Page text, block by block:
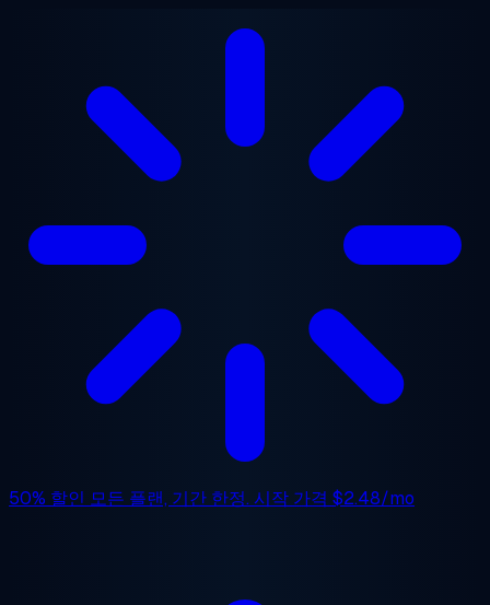
50% 할인 모든 플랜, 기간 한정. 시작 가격 $2.48/mo